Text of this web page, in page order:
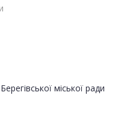
міської ради